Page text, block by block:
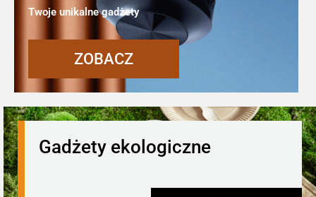
Twoje unikalne gadżety
ZOBACZ
Gadżety ekologiczne